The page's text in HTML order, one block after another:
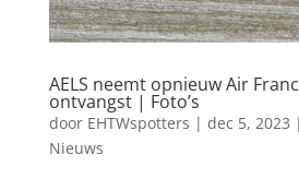
AELS neemt opnieuw Air
ontvangst | Foto’s
door EHTWspotters | dec 5, 2023 |
Nieuws